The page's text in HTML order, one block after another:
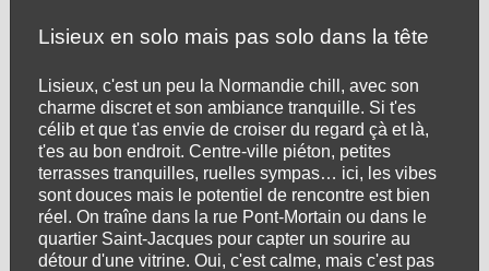
Lisieux en solo mais pas solo dans la tête
Lisieux, c'est un peu la Normandie chill, avec son
charme discret et son ambiance tranquille. Si t'es
célib et que t'as envie de croiser du regard çà et là,
t'es au bon endroit. Centre-ville piéton, petites
terrasses tranquilles, ruelles sympas… ici, les vibes
sont douces mais le potentiel de rencontre est bien
réel. On traîne dans la rue Pont-Mortain ou dans le
quartier Saint-Jacques pour capter un sourire au
détour d'une vitrine. Oui, c'est calme, mais c'est pas